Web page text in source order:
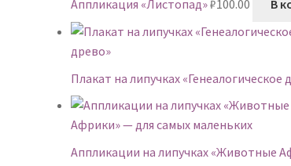
Аппликация «Листопад»₽100.00 В
Плакат на липучках «Генеалогическое
Аппликации на липучках «Животные